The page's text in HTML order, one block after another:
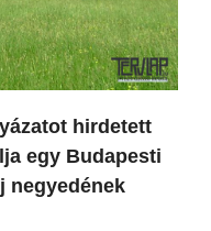
hirdetett
egy Budapesti
negyedének